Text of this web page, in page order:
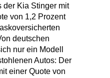
der Kia Stinger mit
von 1,2 Prozent
deutschen
nur ein Modell
Autos: Der
einer Quote von